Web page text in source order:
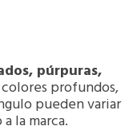
púrpuras,
colores profundos,
pueden variar
la marca.